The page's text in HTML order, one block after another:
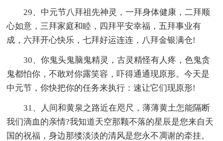
29、中元节八拜祖先神灵，一拜身体健康，二拜顺
心如意，三拜家庭和睦，四拜平安幸福，五拜事业有
成，六拜开心快乐，七拜好运连连，八拜金银满仓!
30、你鬼头鬼脑鬼精灵，古灵精怪有人疼，色鬼贪
鬼都怕你，不敢对你露笑容，吓得通通现原形。今天是
中元节，你快把你的任务来执行：速让它们现原形!
31、人间和黄泉之路近在咫尺，薄薄黄土怎能隔断
我们滴血的亲情?我知道天空那颗不落的星辰是您来自天
国的祝福，身边那缕淡淡的清风是您永不凋谢的牵挂。